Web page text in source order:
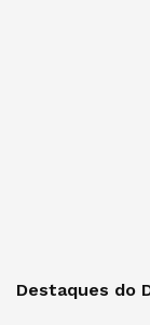
Destaques do